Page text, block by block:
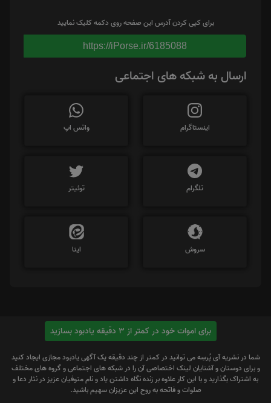
برای کپی کردن آدرس این صفحه روی دکمه کلیک نمایید
https://iPorse.ir/6185088
ارسال به شبکه های اجتماعی
اینستاگرام واتس اپ
تلگرام توئیتر
سروش ایتا
برای اموات خود در کمتر از 3 دقیقه یادبود بسازید
شما در نشریه آی پُرسِه می توانید در کمتر از چند دقیقه یک آگهی یادبود مجازی ایجاد کنید
و برای دوستان و آشنایان لینک اختصاصی آن را در شبکه های اجتماعی و گروه های مختلف
به اشتراک بگذارید و با این کار علاوه بر زنده نگاه داشتن یاد و نام متوفیان عزیز در نثار دعا و
صلوات و فاتحه به روح این عزیزان سهیم باشید.